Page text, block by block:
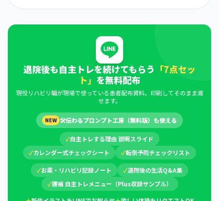
退院後も自主トレを続けてもらう 「7点セッ
ト」 を無料配布
現役リハビリ職が現場で使っている患者配布資料。印刷してそのまま渡
せます。
NEW 🛠伝わるプロンプト工房（無料版）も使える
✓自主トレする理由 説明スライド
✓カレンダー式チェックシート ✓転倒予防チェックリスト
✓お薬・リハビリ記録ノート ✓退院後の生活Q&A集
✓腰痛 自主トレメニュー（Plus収録サンプル）